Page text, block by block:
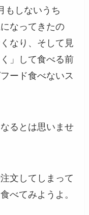
もしないうち
なってきたの
なり、そして見
」して食べる前
ード食べないス
るとは思いませ
文してしまって
べてみようよ。